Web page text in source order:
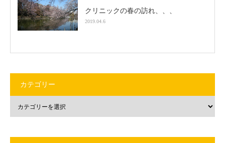
クリニックの春の訪れ、、、
2019.04.6
カテゴリー